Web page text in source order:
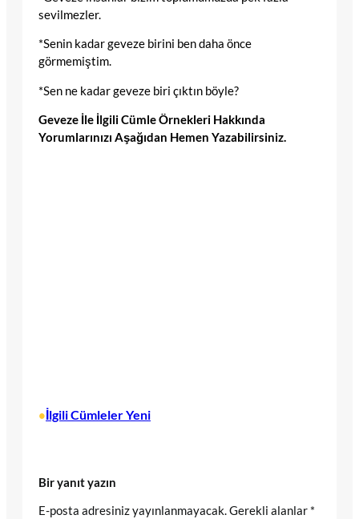
sevilmezler.
*Senin kadar geveze birini ben daha önce
görmemiştim.
*Sen ne kadar geveze biri çıktın böyle?
Geveze İle İlgili Cümle Örnekleri Hakkında
Yorumlarınızı Aşağıdan Hemen Yazabilirsiniz.
•İlgili Cümleler Yeni
Bir yanıt yazın
E-posta adresiniz yayınlanmayacak.Gerekli alanlar *